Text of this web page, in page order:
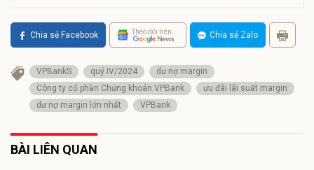
Chia sẻ Facebook Theo dõi trên Chia sẻ Zalo
VPBankS quý IV/2024
dư nợ margin
Công ty cổ phần Chứng khoán VPBank
ưu đãi lãi suất margin
dư nợ margin lớn nhất
VPBank
BÀI LIÊN QUAN